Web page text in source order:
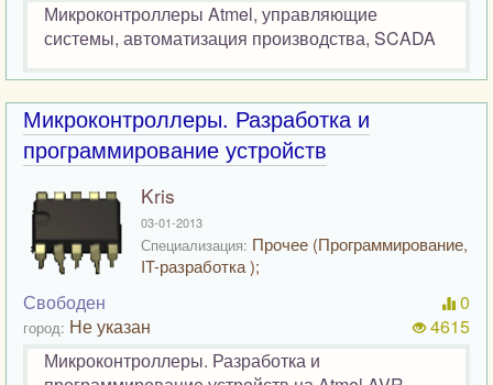
Микроконтроллеры Atmel, управляющие
системы, автоматизация производства, SCADA
Микроконтроллеры. Разработка и
программирование устройств
Kris
03-01-2013
Специализация: Прочее (Программирование,
IT-разработка );
Свободен
город: Не указан
0
4615
Микроконтроллеры. Разработка и